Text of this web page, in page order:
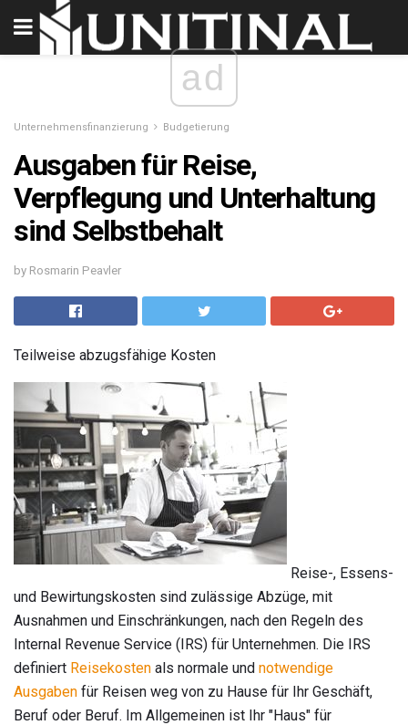
ad
Unternehmensfinanzierung Budgetierung
Ausgaben für Reise,
Verpflegung und Unterhaltung
sind Selbstbehalt
by Rosmarin Peavler
Teilweise abzugsfähige Kosten
Reise-, Essens-
und Bewirtungskosten sind zulässige Abzüge, mit
Ausnahmen und Einschränkungen, nach den Regeln des
Internal Revenue Service (IRS) für Unternehmen. Die IRS
definiert Reisekosten als normale und notwendige
Ausgaben für Reisen weg von zu Hause für Ihr Geschäft,
Beruf oder Beruf. Im Allgemeinen ist Ihr "Haus" für